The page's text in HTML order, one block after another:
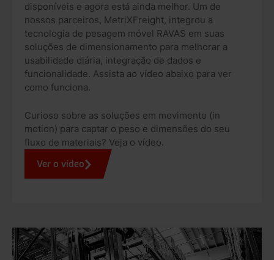
disponíveis e agora está ainda melhor. Um de
nossos parceiros, MetriXFreight, integrou a
tecnologia de pesagem móvel RAVAS em suas
soluções de dimensionamento para melhorar a
usabilidade diária, integração de dados e
funcionalidade. Assista ao vídeo abaixo para ver
como funciona.
Curioso sobre as soluções em movimento (in
motion) para captar o peso e dimensões do seu
fluxo de materiais? Veja o vídeo.
Ver o vídeo